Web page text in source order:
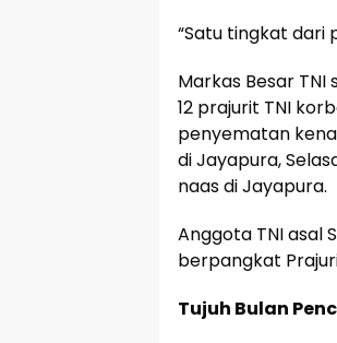
“Satu tingkat dari
Markas Besar
12 prajurit TNI
penyematan
di Jayapura,
naas di Jayapura.
Anggota TNI asal
berpangkat
Tujuh Bulan